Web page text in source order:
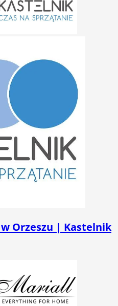
Orzeszu | Kastelnik